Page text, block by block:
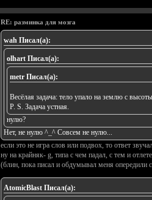
RE: разминка для мозга
wah Писал(а):
olhart Писал(а):
metr Писал(а):
Весёлая задача: тело упало на землю с
P. S. Задача устная.
нулю?
Нет, не нулю ^_^ Совсем не нулю...
если это не игра слов или подвох, то ответ
ну на крайняк- g, типа с чем падал, с тем и
(блин, пока писал и обдумывал меня
AtomicBlast Писал(а):